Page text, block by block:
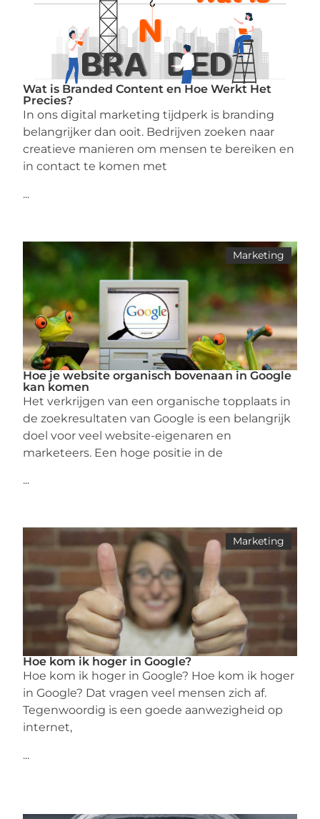
Wat is Branded Content en Hoe Werkt Het
Precies?
In ons digital marketing tijdperk is branding
belangrijker dan ooit. Bedrijven zoeken naar
creatieve manieren om mensen te bereiken en
in contact te komen met
...
Marketing
Hoe je website organisch bovenaan in Google
kan komen
Het verkrijgen van een organische topplaats in
de zoekresultaten van Google is een belangrijk
doel voor veel website-eigenaren en
marketeers. Een hoge positie in de
...
Marketing
Hoe kom ik hoger in Google?
Hoe kom ik hoger in Google? Hoe kom ik hoger
in Google? Dat vragen veel mensen zich af.
Tegenwoordig is een goede aanwezigheid op
internet,
...